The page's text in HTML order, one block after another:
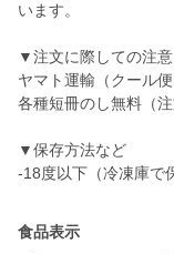
います。
▼注文に際しての注意
ヤマト運輸（クール便
各種短冊のし無料（
▼保存方法など
-18度以下（冷凍庫で
食品表示